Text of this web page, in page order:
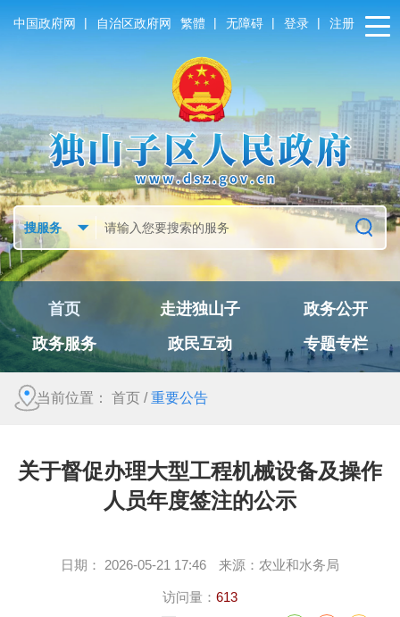
中国政府网 | 自治区政府网 繁體 | 无障碍 | 登录 | 注册
首页 走进独山子
政务公开
政务服务
政民互动 专题专栏
当前位置： 首页 /重要公告
关于督促办理大型工程机械设备及操作
人员年度签注的公示
日期： 2026-05-21 17:46 来源： 农业和水务局
访问量： 613